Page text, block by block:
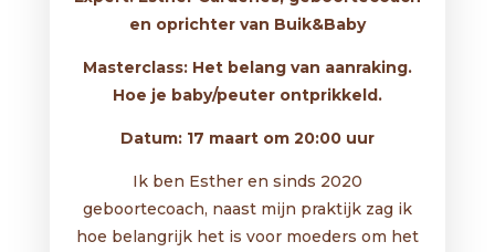
en oprichter van Buik&Baby
Masterclass: Het belang van aanraking.
Hoe je baby/peuter ontprikkeld.
Datum: 17 maart om 20:00 uur
Ik ben Esther en sinds 2020
geboortecoach, naast mijn praktijk zag ik
hoe belangrijk het is voor moeders om het